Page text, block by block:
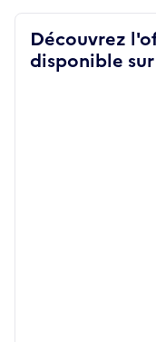
Découvrez
disponible